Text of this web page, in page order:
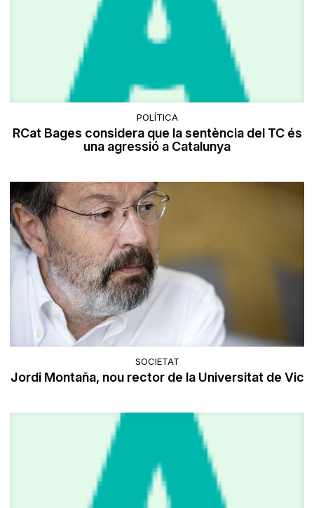
POLÍTICA
RCat Bages considera que la sentència del TC és
una agressió a Catalunya
SOCIETAT
Jordi Montaña, nou rector de la Universitat de Vic